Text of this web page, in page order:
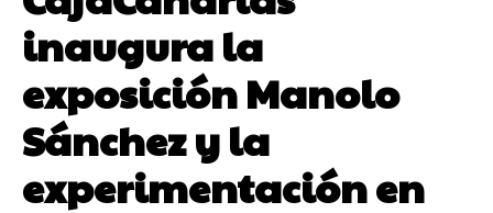
inaugura la
exposición Manolo
Sánchez y la
experimentación en